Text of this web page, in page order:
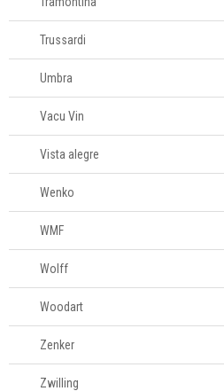
Trussardi
Umbra
Vacu Vin
Vista alegre
Wenko
WMF
Wolff
Woodart
Zenker
Zwilling